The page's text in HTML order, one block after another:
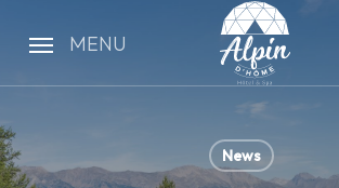
content
MENU
News